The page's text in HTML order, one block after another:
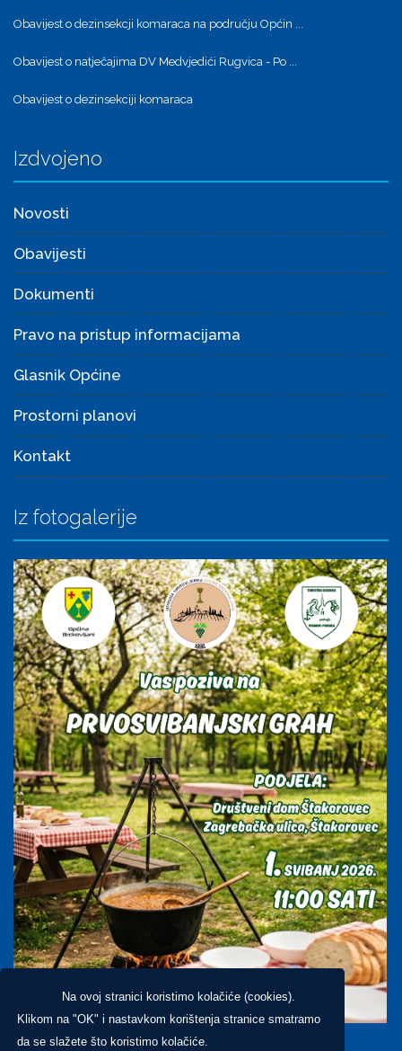
Na ovoj stranici koristimo kolačiće (cookies).
Klikom na "OK" i nastavkom korištenja stranice smatramo
da se slažete što koristimo kolačiće.
Obavijest o dezinsekcji komaraca na području Općin ...
Obavijest o natječajima DV Medvjedići Rugvica - Po ...
Obavijest o dezinsekciji komaraca
Izdvojeno
Novosti
Obavijesti
Dokumenti
Pravo na pristup informacijama
Glasnik Općine
Prostorni planovi
Kontakt
Iz fotogalerije